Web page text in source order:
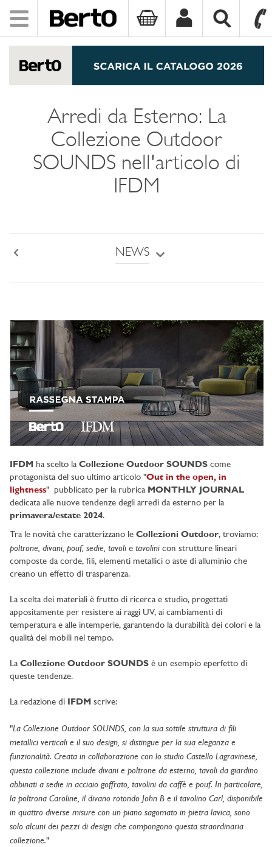
Toggle
navigation
Arredi da Esterno: La
Collezione Outdoor
SOUNDS nell'articolo di
IFDM
NEWS
IFDM ha scelto la Collezione Outdoor SOUNDS come
protagonista del suo ultimo articolo "Out in the open, in
lightness" pubblicato per la rubrica MONTHLY JOURNAL
dedicata alle nuove tendenze degli arredi da esterno per la
primavera/estate 2024.
Tra le novità che caratterizzano le Collezioni Outdoor, troviamo:
poltrone, divani, pouf, sedie, tavoli e tavolini con strutture lineari
composte da corde, fili, elementi metallici o aste di alluminio che
creano un effetto di trasparenza.
La scelta dei materiali è frutto di ricerca e studio, progettati
appositamente per resistere ai raggi UV, ai cambiamenti di
temperatura e alle intemperie, garantendo la durabilità dei colori e la
qualità dei mobili nel tempo.
La Collezione Outdoor SOUNDS è un esempio eperfetto di
queste tendenze.
La redazione di IFDM scrive:
"La Collezione Outdoor SOUNDS, con la sua sottile struttura di fili
metallici verticali e il suo design, si distingue per la sua eleganza e
funzionalità. Creata in collaborazione con lo studio Castello Lagravinese,
questa collezione include divani e poltrone da esterno, tavoli da giardino
abbinati a sedie in acciaio goffrato, tavolini da caffè e pouf. In particolare,
la poltrona Caroline, il divano rotondo John B e il tavolino Carl, disponibile
in quattro diverse misure con un piano sagomato in pietra lavica, sono
solo alcuni dei pezzi di design che compongono questa straordinaria
collezione."